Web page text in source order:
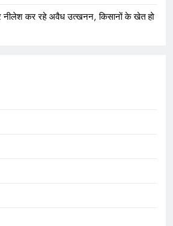
कर रहे अवैध उत्खनन, किसानों के खेत हो